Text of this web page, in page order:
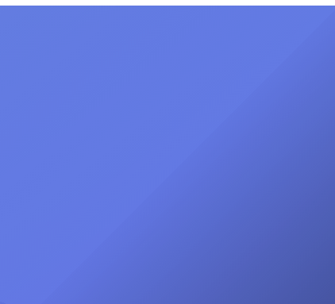
del gobierno iraní, argumentando